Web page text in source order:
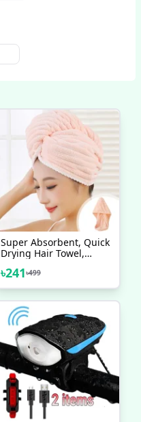
Super Absorbent, Quick
Drying Hair Towel,
Good Quality
৳241৳499